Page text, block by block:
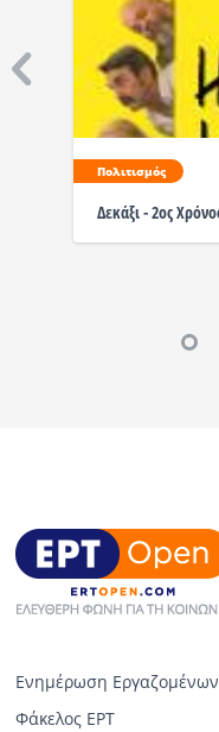
Πολιτισμός
Δεκάξι - 2ος
Ενημέρωση Εργαζομένων
Φάκελος ΕΡΤ